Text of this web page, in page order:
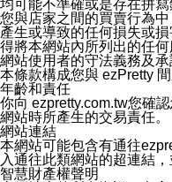
2.該 LINE 帳號已在
3.LINE 帳號未封鎖傳送
欲變更通知型訊息的設
1.點選「主頁」＞「設定
2.點選「隱私設定」
3.點選「提供使用資料」
4.點選「LINE通知型訊
5.開關「接收LINE通知
❗️關閉「接收通知型訊
均可能不準確或是存在拼
您與店家之間的買賣行為
產生或導致的任何損失或
得將本網站內所列出的任
網站使用者的守法義務及承
本條款構成您與 ezPretty
年齡和責任
你向 ezpretty.com.tw您確
網站時所產生的交易責任。
網站連結
本網站可能包含有通往
入通往此類網站的超連結
智慧財產權聲明